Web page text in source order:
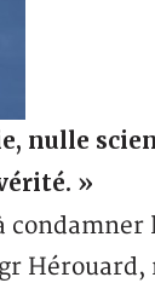
nulle
»